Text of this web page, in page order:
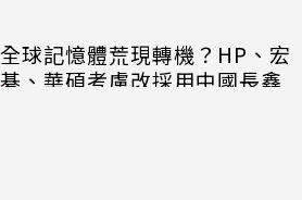
全球記憶體荒現轉機？HP、宏
碁、華碩考慮改採用中國長鑫